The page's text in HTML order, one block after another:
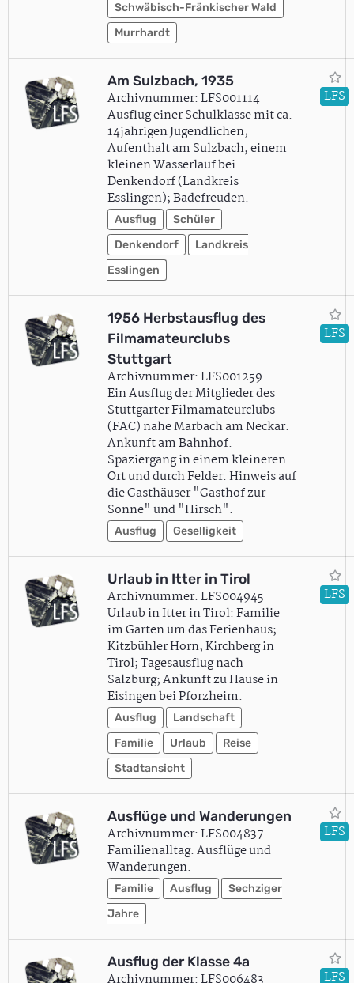
Schwäbisch-Fränkischer Wald
Murrhardt
Am Sulzbach, 1935
Archivnummer: LFS001114
Ausflug einer Schulklasse mit ca.
14jährigen Jugendlichen;
Aufenthalt am Sulzbach, einem
kleinen Wasserlauf bei
Denkendorf (Landkreis
Esslingen); Badefreuden.
Ausflug
Schüler
Denkendorf
Landkreis
Esslingen
LFS
1956 Herbstausflug des
Filmamateurclubs
Stuttgart
Archivnummer: LFS001259
Ein Ausflug der Mitglieder des
Stuttgarter Filmamateurclubs
(FAC) nahe Marbach am Neckar.
Ankunft am Bahnhof.
Spaziergang in einem kleineren
Ort und durch Felder. Hinweis auf
die Gasthäuser "Gasthof zur
Sonne" und "Hirsch".
Ausflug Geselligkeit
LFS
Urlaub in Itter in Tirol
Archivnummer: LFS004945
Urlaub in Itter in Tirol: Familie
im Garten um das Ferienhaus;
Kitzbühler Horn; Kirchberg in
Tirol; Tagesausflug nach
Salzburg; Ankunft zu Hause in
Eisingen bei Pforzheim.
Ausflug
Landschaft
Familie
Urlaub
Reise
Stadtansicht
LFS
Ausflüge und Wanderungen
Archivnummer: LFS004837
Familienalltag: Ausflüge und
Wanderungen.
Familie Ausflug
Sechziger
Jahre
LFS
Ausflug der Klasse 4a
LFS